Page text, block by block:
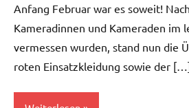
Anfang Februar war es soweit!
Kameradinnen und Kameraden im
vermessen wurden, stand nun die
roten Einsatzkleidung sowie der